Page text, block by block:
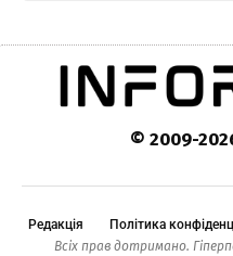
© 2009-
Редакція Політика
Всіх прав дотримано.